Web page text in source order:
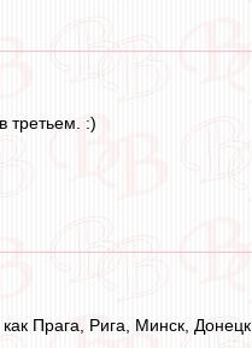
третьем. :)
Прага, Рига, Минск, Донецк.